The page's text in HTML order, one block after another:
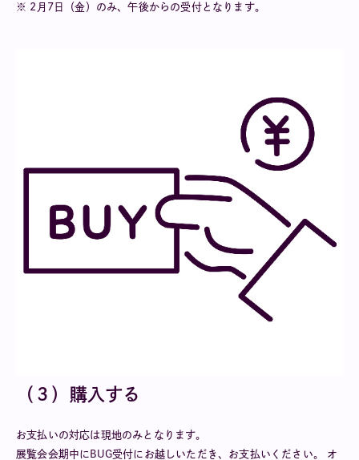
※ 2月7日（金）のみ、午後からの受付となります。
（３）購入する
お⽀払いの対応は現地のみとなります。
展覧会会期中にBUG受付にお越しいただき、お支払いください。 オ